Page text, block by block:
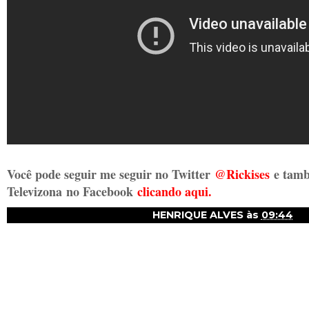
Você pode seguir me seguir no Twitter @Rickises e
Televizona no Facebook clicando aqui.
HENRIQUE ALVES às 09:44